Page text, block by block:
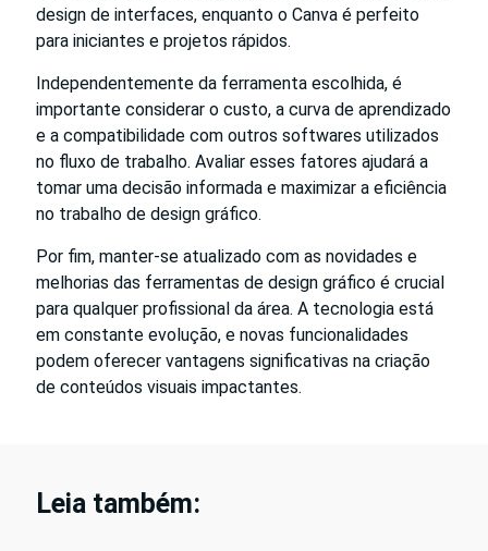
design de interfaces, enquanto o Canva é perfeito
para iniciantes e projetos rápidos.
Independentemente da ferramenta escolhida, é
importante considerar o custo, a curva de aprendizado
e a compatibilidade com outros softwares utilizados
no fluxo de trabalho. Avaliar esses fatores ajudará a
tomar uma decisão informada e maximizar a eficiência
no trabalho de design gráfico.
Por fim, manter-se atualizado com as novidades e
melhorias das ferramentas de design gráfico é crucial
para qualquer profissional da área. A tecnologia está
em constante evolução, e novas funcionalidades
podem oferecer vantagens significativas na criação
de conteúdos visuais impactantes.
Leia também: